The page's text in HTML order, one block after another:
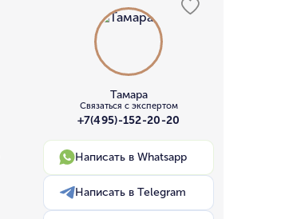
Тамара
Связаться с экспертом
+7(495)-152-20-20
Написать в Whatsapp
Написать в Telegram